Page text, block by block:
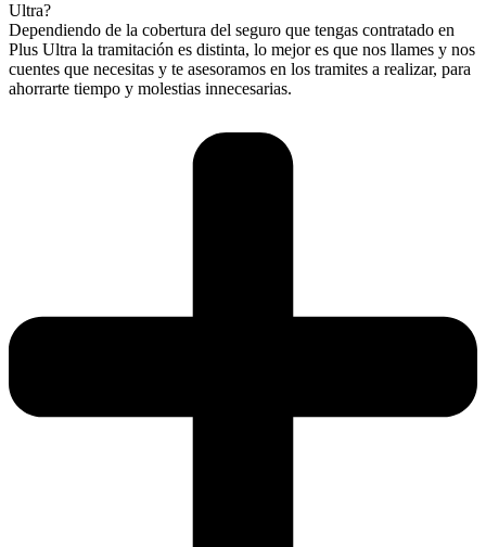
Ultra?
Dependiendo de la cobertura del seguro que tengas contratado en
Plus Ultra la tramitación es distinta, lo mejor es que nos llames y nos
cuentes que necesitas y te asesoramos en los tramites a realizar, para
ahorrarte tiempo y molestias innecesarias.